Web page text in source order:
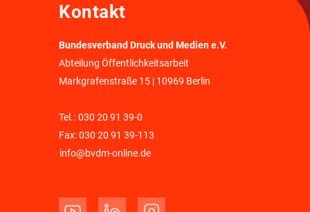
Kontakt
Bundesverband Druck und Medien e.V.
Abteilung Öffentlichkeitsarbeit
Markgrafenstraße 15 | 10969 Berlin
Tel.: 030 20 91 39-0
Fax: 030 20 91 39-113
info@bvdm-online.de